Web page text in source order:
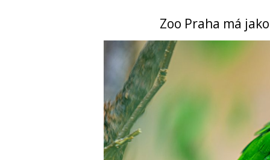
Zoo Praha má